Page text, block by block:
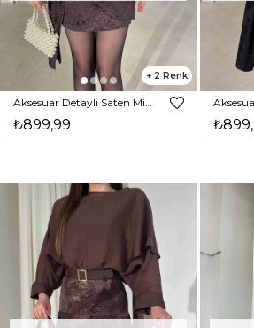
2
₺899,99